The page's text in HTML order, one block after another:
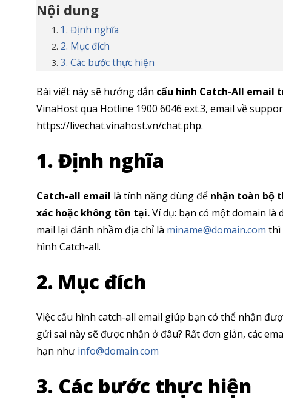
Nội dung
1. Định nghĩa
2. Mục đích
3. Các bước thực hiện
Bài viết này sẽ hướng dẫn cấu hình Catch-All email
VinaHost qua Hotline 1900 6046 ext.3, email về
https://livechat.vinahost.vn/chat.php.
1. Định nghĩa
Catch-all email là tính năng dùng để nhận toàn bộ
xác hoặc không tồn tại.Ví dụ: bạn có một domain là
mail lại đánh nhầm địa chỉ là miname@domain.com thì
hình Catch-all.
2. Mục đích
Việc cấu hình catch-all email giúp bạn có thể nhận
gửi sai này sẽ được nhận ở đâu? Rất đơn giản, các
hạn như info@domain.com
3. Các bước thực hiện